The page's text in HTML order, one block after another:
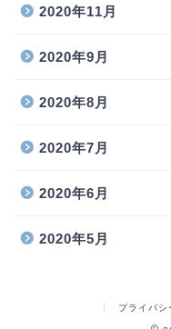
2020年11月
2020年9月
2020年8月
2020年7月
2020年6月
2020年5月
プライバシ